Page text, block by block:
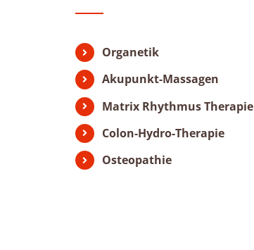
Organetik
Akupunkt-Massagen
Matrix Rhythmus Therapie
Colon-Hydro-Therapie
Osteopathie